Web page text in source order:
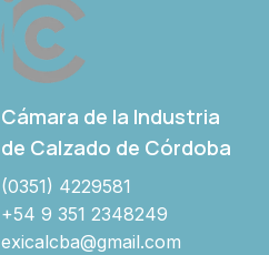
Cámara de la Industria
de Calzado de Córdoba
(0351) 4229581
+54 9 351 2348249
exicalcba@gmail.com